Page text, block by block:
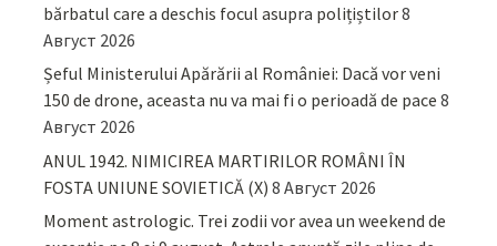
bărbatul care a deschis focul asupra polițiștilor8
Август 2026
Șeful Ministerului Apărării al României: Dacă vor veni
150 de drone, aceasta nu va mai fi o perioadă de pace 8
Август 2026
ANUL 1942. NIMICIREA MARTIRILOR ROMÂNI ÎN
FOSTA UNIUNE SOVIETICĂ (X) 8 Август 2026
Moment astrologic. Trei zodii vor avea un weekend de